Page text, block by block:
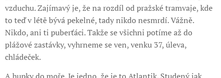
vzduchu. Zajímavý je, že na rozdíl od pražské tramvaje, kde
to teď v létě bývá pekelné, tady nikdo nesmrdí. Vážně.
Nikdo, ani ti puberťáci. Takže se všichni potíme až do
plážové zastávky, vyhrneme se ven, venku 37, úleva,
chládeček.